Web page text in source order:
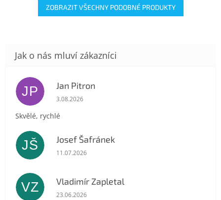
ZOBRAZIT VŠECHNY PODOBNÉ PRODUKTY
JP Jan Pitron
Hodnocení obchodu je 5 z 5 hvězdiček.
3.08.2026
Skvělé, rychlé
JŠ Josef Šafránek
Hodnocení obchodu je 5 z 5 hvězdiček.
11.07.2026
VZ Vladimír Zapletal
Hodnocení obchodu je 5 z 5 hvězdiček.
23.06.2026